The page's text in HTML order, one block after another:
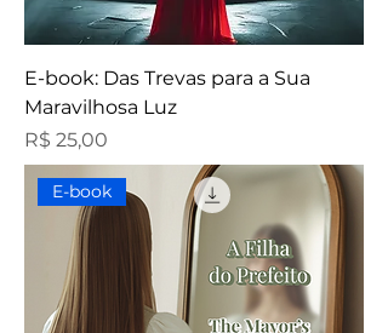
E-book: Das Trevas para a Sua
Maravilhosa Luz
Preço
R$ 25,00
E-book